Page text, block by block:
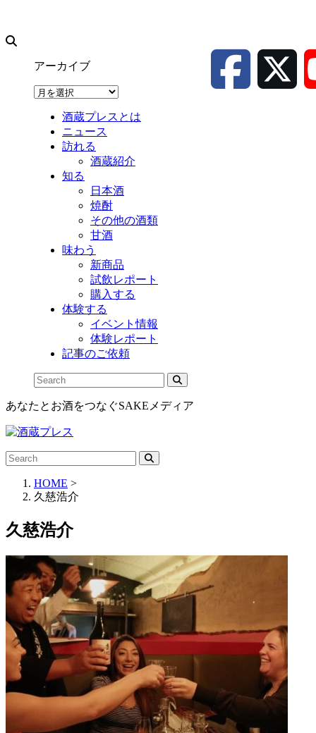
アーカイブ
ア
酒蔵プレスとは
ニュース
訪れる
酒蔵紹介
知る
日本酒
焼酎
その他の酒類
甘酒
味わう
新商品
試飲レポート
購入する
体験する
イベント情報
体験レポート
記事のご依頼
あなたとお酒をつなぐSAKEメディア
HOME >
久慈浩介
久慈浩介